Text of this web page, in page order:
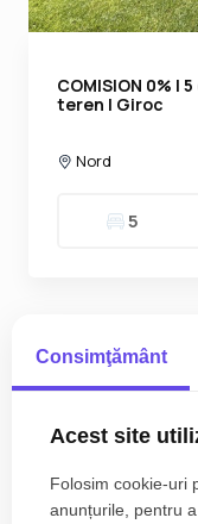
COMISION 0% |
teren | Giroc
Nord
5
Consimţământ
Acest site
Folosim cookie-uri
anunțurile, pentru